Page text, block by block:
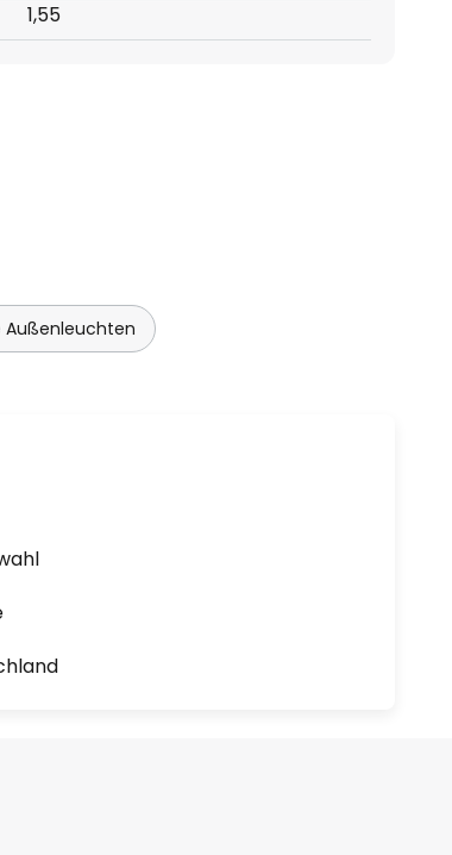
1,55
Außenleuchten